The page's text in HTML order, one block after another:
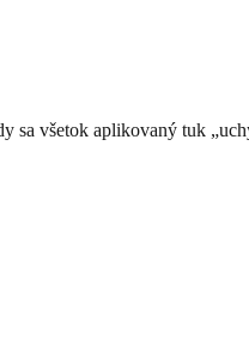
všetok aplikovaný tuk